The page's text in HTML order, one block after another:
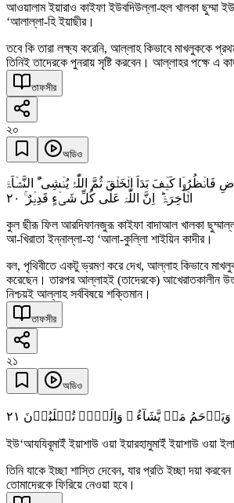
আওয়ালাম ইয়ারাও কাইফা ইউবদিউল্লা-হুল খালকা ছুম্মা
‘আলাল্লা-হি ইয়াছীর।
তবে কি তারা লক্ষ্য করেনি, আল্লাহ কিভাবে মাখলুককে
তিনিই তাদেরকে পুনরায় সৃষ্টি করবেন। আল্লাহর পক্ষে এ
তাফসীর
২০
অডিও
فَانۡظُرُوۡا کَیۡفَ بَدَاَ الۡخَلۡقَ ثُمَّ اللّٰہُ یُنۡشِیٴُ النَّشۡاَۃَ
الۡاٰخِرَۃَ ؕ اِنَّ اللّٰہَ عَلٰی کُلِّ شَیۡءٍ قَدِیۡرٌ ۚ ٢۰
কুল ছীরূ ফিল আরদিফানজুরূ কাইফা বাদাআল খালকা
আ-খিরাতা ইন্নাল্লা-হা ‘আলা-কুল্লিা শাইয়িন কাদীর।
বল, পৃথিবীতে একটু ভ্রমণ করে দেখ, আল্লাহ কিভাবে
করেছেন। তারপর আল্লাহই (তাদেরকে) আখেরাতকালীন
নিশ্চয়ই আল্লাহ সর্ববিষয়ে শক্তিমান।
তাফসীর
২১
অডিও
وَیَرۡحَمُ مَنۡ یَّشَآءُ ۚ وَاِلَیۡہِ تُقۡلَبُوۡنَ ٢١
ইউ‘আযযিবূমাইঁ ইয়াশাউ ওয়া ইয়ারহামুমাইঁ ইয়াশাউ ওয়া
তিনি যাকে ইচ্ছা শাস্তি দেবেন, যার প্রতি ইচ্ছা দয়া
তোমাদেরকে ফিরিয়ে নেওয়া হবে।